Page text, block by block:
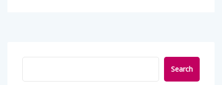
Search